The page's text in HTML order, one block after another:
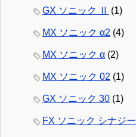
GX ソニック Ⅱ (1)
MX ソニック α2 (4)
MX ソニック α (2)
MX ソニック 02 (1)
GX ソニック 30 (1)
FX ソニック シナジー